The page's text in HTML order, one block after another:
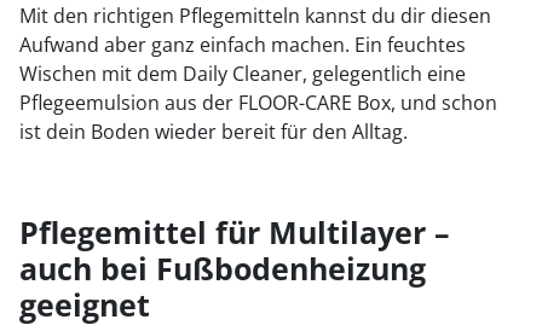
Mit den richtigen Pflegemitteln kannst du dir diesen
Aufwand aber ganz einfach machen. Ein feuchtes
Wischen mit dem Daily Cleaner, gelegentlich eine
Pflegeemulsion aus der FLOOR-CARE Box, und schon
ist dein Boden wieder bereit für den Alltag.
Pflegemittel für Multilayer –
auch bei Fußbodenheizung
geeignet